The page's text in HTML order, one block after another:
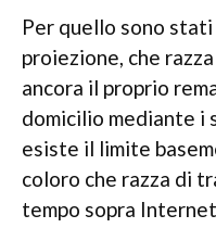
Per quello sono
proiezione, che
ancora il proprio
domicilio mediante i
esiste il limite
coloro che razza di
tempo sopra